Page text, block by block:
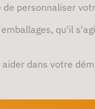
personnaliser
qu'il
dans votre